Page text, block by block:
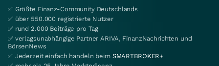
✅ Größte Finanz-Community Deutschlands
✅ über 550.000 registrierte Nutzer
✅ rund 2.000 Beiträge pro Tag
✅ verlagsunabhängige Partner ARIVA, FinanzNachrichten und
BörsenNews
✅ Jederzeit einfach handeln beim SMARTBROKER+